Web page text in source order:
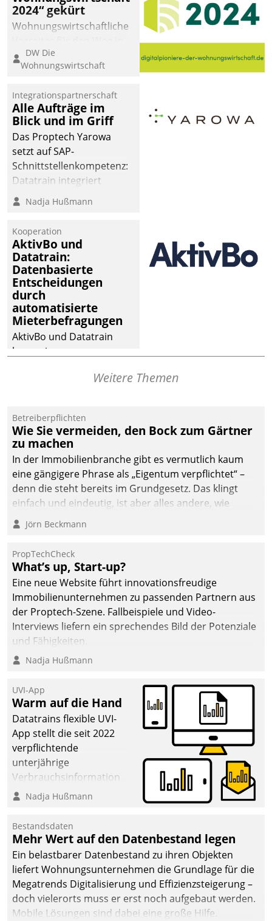
2024“ gekürt
Wohnungswirtschaftliche
eine digitale Zukunft zu
finden, ist das Ziel des
der
Wohnungswirtschaft“.
Bewerben können sich
dafür ein Team
bestehend aus
Wohnungsunternehmen
und PropTech.
DW Die
Wohnungswirtschaft
Integrationspartnerschaft
Alle Aufträge im
Blick und im Griff
Das Proptech Yarowa
setzt auf SAP-
Schnittstellenkompetenz:
Datatrain integriert
Yarowas Portal zur
Vergabe und Verwaltung
operativen
Instandhaltung in die
SAP-Systemlandschaft
deutscher
Wohnungsunternehmen
– und beschleunigt damit
den Weg vom
Mieteranliegen zum
Dienstleisterauftrag.
Nadja Hußmann
Kooperation
AktivBo und
Datatrain:
Datenbasierte
Entscheidungen
durch
automatisierte
Mieterbefragungen
AktivBo und Datatrain
kooperieren –
profitieren: Die nahtlose
Datatrain ermöglicht
automatisiert ausgelöste,
zielgerichtete
Mieterbefragungen – eine
starke Grundlage für
intelligente,
Entscheidungen.
Weitere Themen
Betreiberpflichten
Wie Sie vermeiden, den Bock zum Gärtner
zu machen
In der Immobilienbranche gibt es vermutlich kaum
eine gängigere Phrase als „Eigentum verpflichtet“ –
denn die steht bereits im Grundgesetz. Das klingt
einfach und eindeutig, ist aber alles andere, wie
Branchenbeschäftigte wissen. Denn mit der
Verantwortung folgen Verpflichtungen.
Jörn Beckmann
PropTechCheck
What’s up, Start-up?
Eine neue Website führt innovationsfreudige
Immobilienunternehmen zu passenden Partnern aus
der Proptech-Szene. Fallbeispiele und Video-
Interviews liefern ein sprechendes Bild der Potenziale
und Fähigkeiten.
Nadja Hußmann
UVI-App
Warm auf die Hand
Datatrains flexible UVI-
App stellt die seit 2022
verpflichtende
unterjährige
Verbrauchsinformation
schnell, zuverlässig und
Die monatlichen
Mitteilungen zum
Heizungs- und
Wasserverbrauch gehen
automatisiert, vollständig
und auf Wunsch über
mehrere zuvor
Nadja Hußmann
Bestandsdaten
Mehr Wert auf den Datenbestand legen
Ein belastbarer Datenbestand zu ihren Objekten
liefert Wohnungsunternehmen die Grundlage für die
Megatrends Digitalisierung und Effizienzsteigerung –
doch vielerorts muss er erst noch aufgebaut werden.
Mobile Lösungen sind dabei eine große Hilfe.